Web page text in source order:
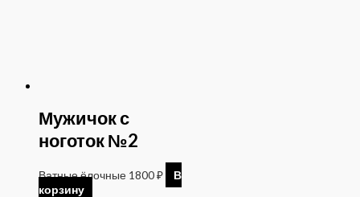
Мужичок с
ноготок №2
Ватные ёлочные 1800₽
В
корзину